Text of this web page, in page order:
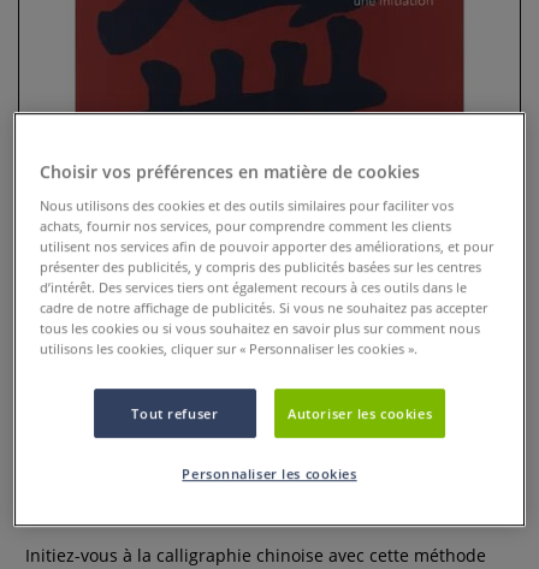
Calligraphie chinoise - Une
Initiez-vous à la calligraphie chinoise avec cette méthode
Choisir vos préférences en matière de cookies
Nous utilisons des cookies et des outils similaires pour faciliter vos
achats, fournir nos services, pour comprendre comment les clients
utilisent nos services afin de pouvoir apporter des améliorations, et pour
présenter des publicités, y compris des publicités basées sur les centres
d’intérêt. Des services tiers ont également recours à ces outils dans le
cadre de notre affichage de publicités. Si vous ne souhaitez pas accepter
tous les cookies ou si vous souhaitez en savoir plus sur comment nous
utilisons les cookies, cliquer sur « Personnaliser les cookies ».
Tout refuser Autoriser les cookies
Personnaliser les cookies